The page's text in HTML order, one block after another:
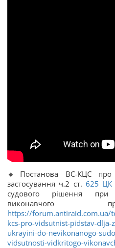
🔸Постанова ВС-КЦС про
застосування ч.2 ст. 625 ЦК
судового рішення при
виконавчого
https://forum.antiraid.com.ua/
kcs-pro-vidsutnist-pidstav-dlja-
ukrayini-do-nevikonanogo-
vidsutnosti-vidkritogo-